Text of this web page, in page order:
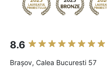
8.6
Braşov, Calea Bucuresti 57